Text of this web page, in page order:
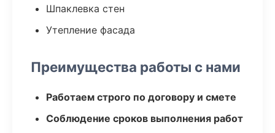
Шпаклевка стен
Утепление фасада
Преимущества работы с нами
Работаем строго по договору и смете
Соблюдение сроков выполнения работ